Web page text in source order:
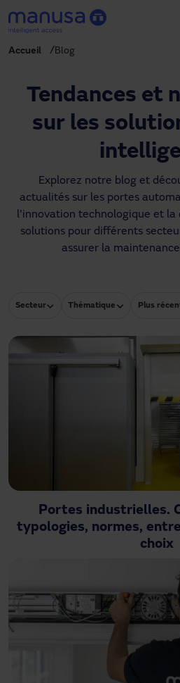
Aller au contenu principal
Produits et secteurs
Services
Projets
Blog
À propos de nous
Accueil Blog
Tendances et
sur les
Explorez notre blog et
actualités sur les portes
l'innovation technologique et la
solutions pour différents
assurer la
Secteur Thématique Plus
Portes industrielles.
typologies, normes,
choix